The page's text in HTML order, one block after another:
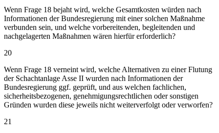
Wenn Frage 18 bejaht wird, welche Gesamtkosten würden nach
Informationen der Bundesregierung mit einer solchen Maßnahme
verbunden sein, und welche vorbereitenden, begleitenden und
nachgelagerten Maßnahmen wären hierfür erforderlich?
20
Wenn Frage 18 verneint wird, welche Alternativen zu einer Flutung
der Schachtanlage Asse II wurden nach Informationen der
Bundesregierung ggf. geprüft, und aus welchen fachlichen,
sicherheitsbezogenen, genehmigungsrechtlichen oder sonstigen
Gründen wurden diese jeweils nicht weiterverfolgt oder verworfen?
21